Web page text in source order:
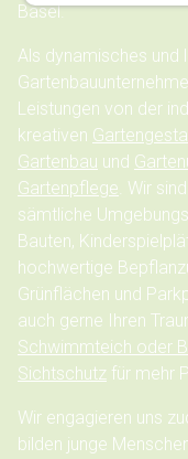
Basel.
Als dynamisches und
Leistungen von der
kreativen
Gartenbau und
Gartenpflege. Wir
sämtliche
Bauten,
hochwertige
Grünflächen und
auch gerne Ihren
Schwimmteich oder
Sichtschutz für mehr
Wir engagieren uns
bilden junge